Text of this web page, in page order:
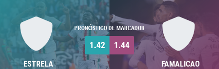
ESTRELA
PRONÓSTICO DE MARCADOR
1.42 1.44
FAMALICAO